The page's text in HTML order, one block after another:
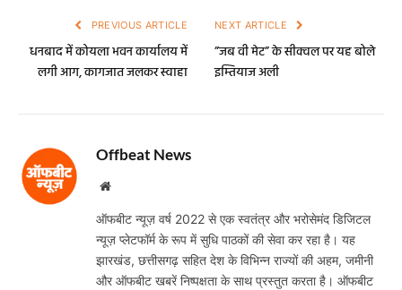
PREVIOUS ARTICLE
धनबाद में कोयला भवन कार्यालय में
लगी आग, कागजात जलकर स्वाहा
NEXT ARTICLE
”जब वी मेट” के सीक्वल पर यह बोले
इम्तियाज अली
Offbeat News
Website
ऑफबीट न्यूज़ वर्ष 2022 से एक स्वतंत्र और भरोसेमंद डिजिटल
न्यूज़ प्लेटफॉर्म के रूप में सुधि पाठकों की सेवा कर रहा है। यह
झारखंड, छत्तीसगढ़ सहित देश के विभिन्न राज्यों की अहम, जमीनी
और ऑफबीट खबरें निष्पक्षता के साथ प्रस्तुत करता है। ऑफबीट